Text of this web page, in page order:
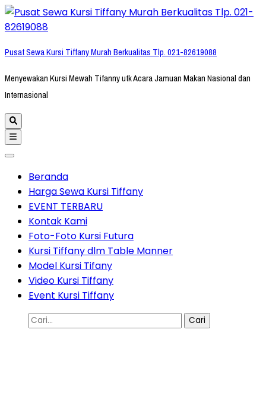
Lompat
ke
(Tekan
Pusat Sewa Kursi Tiffany Murah Berkualitas Tlp. 021-82619088
Menyewakan Kursi Mewah Tifanny utk Acara Jamuan Makan Nasional dan
Internasional
Beranda
Harga Sewa Kursi Tiffany
EVENT TERBARU
Kontak Kami
Foto-Foto Kursi Futura
Kursi Tiffany dlm Table Manner
Model Kursi Tifany
Video Kursi Tiffany
Event Kursi Tiffany
Cari